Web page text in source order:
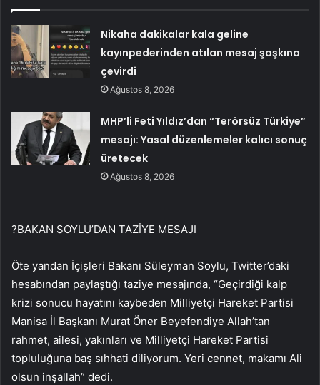
Nikaha dakikalar kala geline
kayınpederinden atılan mesaj şaşkına
çevirdi
Ağustos 8, 2026
MHP’li Feti Yıldız’dan “Terörsüz Türkiye”
mesajı: Yasal düzenlemeler kalıcı sonuç
üretecek
Ağustos 8, 2026
?BAKAN SOYLU’DAN TAZİYE MESAJI
Öte yandan İçişleri Bakanı Süleyman Soylu, Twitter’daki
hesabından paylaştığı taziye mesajında, “Geçirdiği kalp
krizi sonucu hayatını kaybeden Milliyetçi Hareket Partisi
Manisa İl Başkanı Murat Öner Beyefendiye Allah’tan
rahmet, ailesi, yakınları ve Milliyetçi Hareket Partisi
topluluğuna baş sıhhati diliyorum. Yeri cennet, makamı Ali
olsun inşallah” dedi.